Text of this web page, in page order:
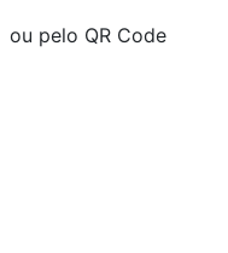
ou pelo QR Code